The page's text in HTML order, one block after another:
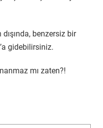
benzersiz bir
gidebilirsiniz.
mı zaten?!